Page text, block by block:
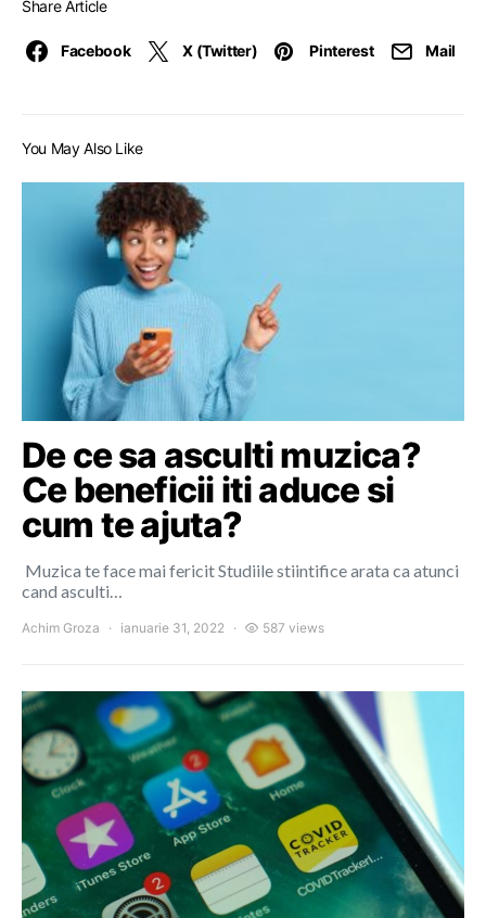
Share Article
Facebook X (Twitter) Pinterest Mail
You May Also Like
De ce sa asculti muzica?
Ce beneficii iti aduce si
cum te ajuta?
Muzica te face mai fericit Studiile stiintifice arata ca atunci
cand asculti…
Achim Groza ianuarie 31, 2022 587 views